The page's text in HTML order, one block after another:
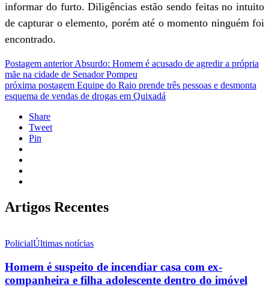
informar do furto. Diligências estão sendo feitas no intuito
de capturar o elemento, porém até o momento ninguém foi
encontrado.
Postagem anterior Absurdo: Homem é acusado de agredir a própria
mãe na cidade de Senador Pompeu
próxima postagem Equipe do Raio prende três pessoas e desmonta
esquema de vendas de drogas em Quixadá
Share
Tweet
Pin
Artigos Recentes
PolicialÚltimas notícias
Homem é suspeito de incendiar casa com ex-
companheira e filha adolescente dentro do imóvel